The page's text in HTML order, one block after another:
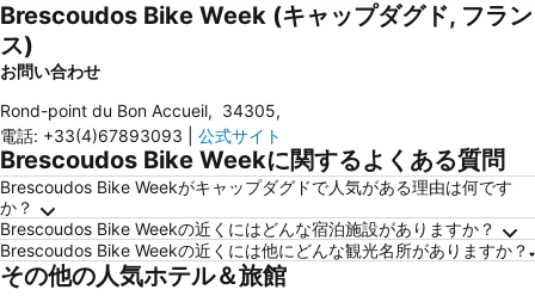
Brescoudos Bike Week (キャップダグド, フラン
ス)
お問い合わせ
Rond-point du Bon Accueil, 34305,
電話: +33(4)67893093 公式サイト
Brescoudos Bike Weekに関するよくある質問
Brescoudos Bike Weekがキャップダグドで人気がある理由は何です
か？
Brescoudos Bike Weekの近くにはどんな宿泊施設がありますか？
Brescoudos Bike Weekの近くには他にどんな観光名所がありますか？
その他の人気ホテル＆旅館